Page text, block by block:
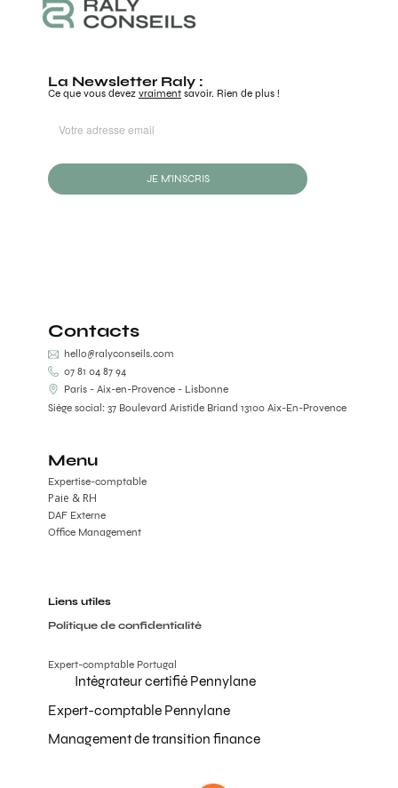
La Newsletter Raly :
Ce que vous devez vraiment savoir. Rien de plus !
JE M'INSCRIS
Contacts
hello@ralyconseils.com
07 81 04 87 94
Paris - Aix-en-Provence - Lisbonne
Siège social: 37 Boulevard Aristide Briand 13100 Aix-En-Provence
Menu
Expertise-comptable
DAF Externe
Office Management
Paie & RH
Liens utiles
Politique de confidentialité
Expert-comptable Portugal
Intégrateur certifié Pennylane
Expert-comptable Pennylane
Management de transition finance